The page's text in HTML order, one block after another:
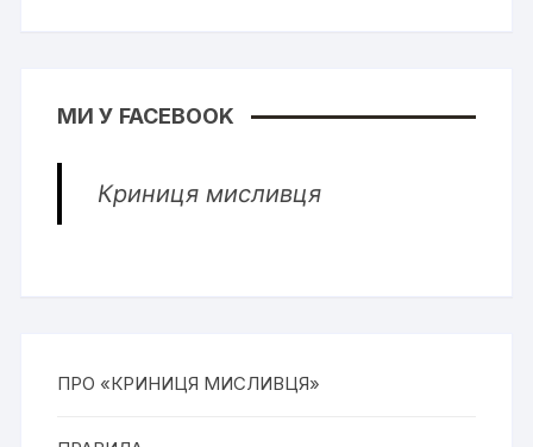
МИ У FACEBOOK
Криниця мисливця
ПРО «КРИНИЦЯ МИСЛИВЦЯ»